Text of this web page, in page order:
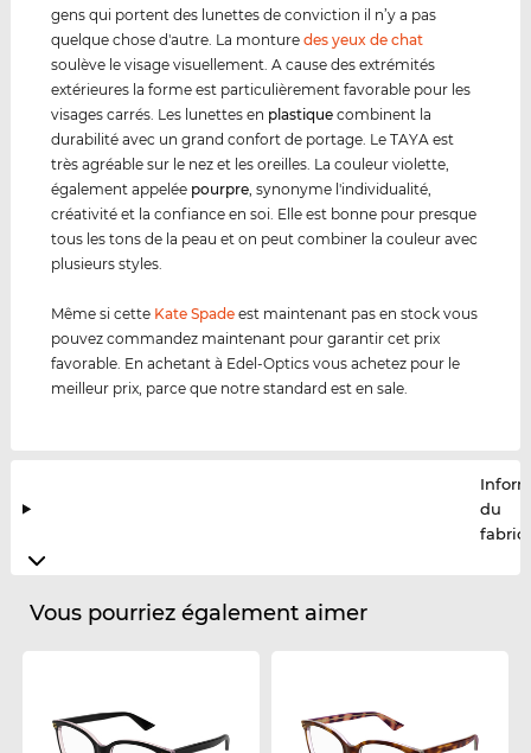
gens qui portent des lunettes de conviction il n’y a pas
quelque chose d'autre. La monturedes yeux de chat
soulève le visage visuellement. A cause des extrémités
extérieures la forme est particulièrement favorable pour les
visages carrés. Les lunettes en plastique combinent la
durabilité avec un grand confort de portage. Le TAYA est
très agréable sur le nez et les oreilles. La couleur violette,
également appelée pourpre , synonyme l'individualité,
créativité et la confiance en soi. Elle est bonne pour presque
tous les tons de la peau et on peut combiner la couleur avec
plusieurs styles.
Même si cette Kate Spade est maintenant pas en stock vous
pouvez commandez maintenant pour garantir cet prix
favorable. En achetant à Edel-Optics vous achetez pour le
meilleur prix, parce que notre standard est en sale.
du
Vous pourriez également aimer